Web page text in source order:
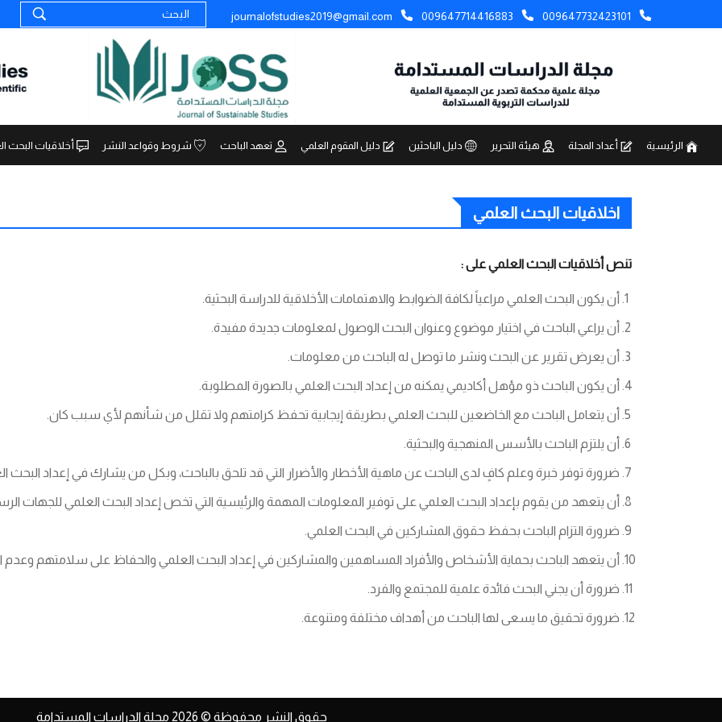
009647732423101
009647714416883
journalofstudies2019@gmail.com
الرئيسية أعداد المجلة هيئة التحرير دليل الباحثين دليل المقوم العلمي تعهد الباحث شروط وقواعد النشر أخلاقيات البحث
اخلاقيات البحث العلمي
تنص أخلاقيات البحث العلمي على :
أن يكون البحث العلمي مراعياً لكافة الضوابط والاهتمامات الأخلاقية للدراسة البحثية.
أن يراعي الباحث في اختيار موضوع وعنوان البحث الوصول لمعلومات جديدة مفيدة.
أن يعرض تقرير عن البحث ونشر ما توصل له الباحث من معلومات.
أن يكون الباحث ذو مؤهل أكاديمي يمكنه من إعداد البحث العلمي بالصورة المطلوبة.
أن يتعامل الباحث مع الخاضعين للبحث العلمي بطريقة إيجابية تحفظ كرامتهم ولا تقلل من شأنهم لأي سبب كان.
أن يلتزم الباحث بالأسس المنهجية والبحثية.
ضرورة توفر خبرة وعلم كافٍ لدى الباحث عن ماهية الأخطار والأضرار التي قد تلحق بالباحث، وبكل من يشارك في إعداد البحث
أن يتعهد من يقوم بإعداد البحث العلمي على توفير المعلومات المهمة والرئيسية التي تخص إعداد البحث العلمي للجهات
ضرورة التزام الباحث بحفظ حقوق المشاركين في البحث العلمي.
أن يتعهد الباحث بحماية الأشخاص والأفراد المساهمين والمشاركين في إعداد البحث العلمي والحفاظ على سلامتهم
ضرورة أن يجني البحث فائدة علمية للمجتمع والفرد.
ضرورة تحقيق ما يسعى لها الباحث من أهداف مختلفة ومتنوعة.
حقوق النشر محفوظة © 2026 مجلة الدراسات المستدامة